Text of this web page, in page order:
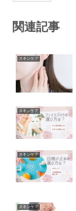
関連記事
スキンケア
スキンケア
スキンケア
スキンケア